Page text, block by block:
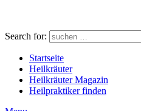
Search for:
Startseite
Heilkräuter
Heilkräuter Magazin
Heilpraktiker finden